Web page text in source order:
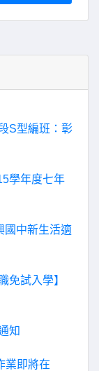
S型編班：彰
學年度七年
國中新生活適
免試入學】
知
業即將在